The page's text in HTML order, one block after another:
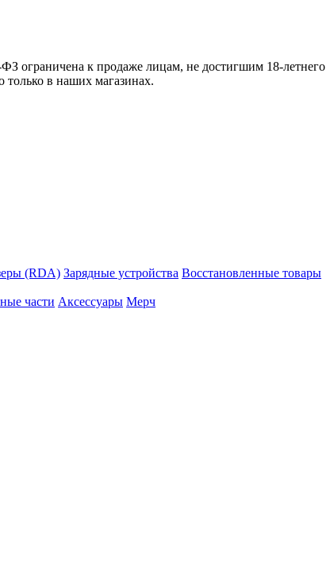
ограничена к продаже лицам, не достигшим 18-летнего
только в наших магазинах.
(RDA) Зарядные устройства Восстановленные товары
части Аксессуары Мерч